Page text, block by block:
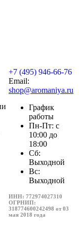
+7 (495) 946-66-76
Email:
shop@aromaniya.ru
График
работы
Пн-Пт: с
10:00 до
18:00
Сб:
Выходной
Вс:
Выходной
ИНН: 772974027310
ОГРНИП:
318774600242498 от 03
мая 2018 года